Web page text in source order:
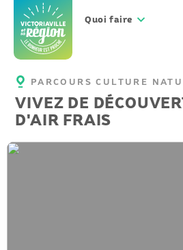
contenu
Quoi faire
PARCOURS CULTURE
VIVEZ DE
D'AIR FRAIS